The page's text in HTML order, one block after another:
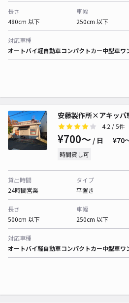
長さ
480cm 以下
車幅
250cm 以下
対応車種
オートバイ軽自動車コンパクトカー中型車ワ
安藤製作所×アキッパ
4.2 / 5件
¥700〜 / 日 ¥70
時間貸し可
貸出時間
24時間営業
タイプ
平置き
長さ
500cm 以下
車幅
250cm 以下
対応車種
オートバイ軽自動車コンパクトカー中型車ワ